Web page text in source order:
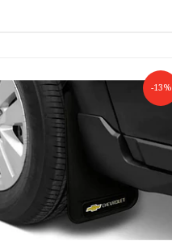
-13%